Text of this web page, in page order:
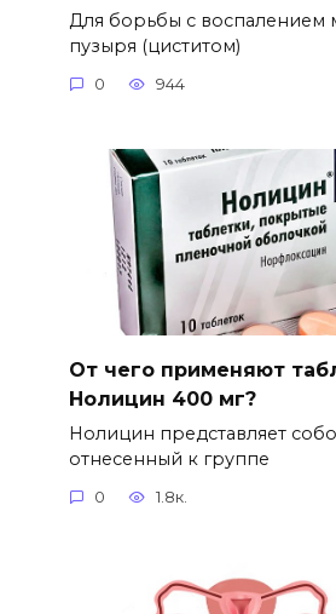
Для борьбы с воспалением
пузыря (циститом)
0 944
От чего применяют
Нолицин 400 мг?
Нолицин представляет
отнесенный к группе
0 1.8к.